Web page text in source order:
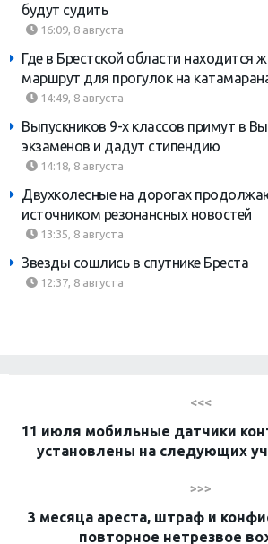
будут судить
16:09, 8 августа
Где в Брестской области находится
маршрут для прогулок на
14:49, 8 августа
Выпускников 9-х классов примут в
экзаменов и дадут стипендию
14:18, 8 августа
Двухколесные на дорогах
источником резонансных новостей
13:35, 8 августа
Звезды сошлись в спутнике Бреста
12:37, 8 августа
<<<
11 июля мобильные датчики
установлены на следующих
>>>
3 месяца ареста, штраф и
повторное нетрезвое